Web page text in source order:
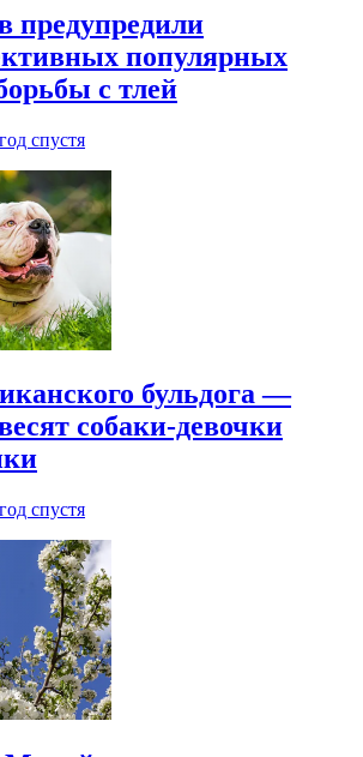
предупредили
популярных
с тлей
спустя
бульдога —
собаки-девочки
спустя